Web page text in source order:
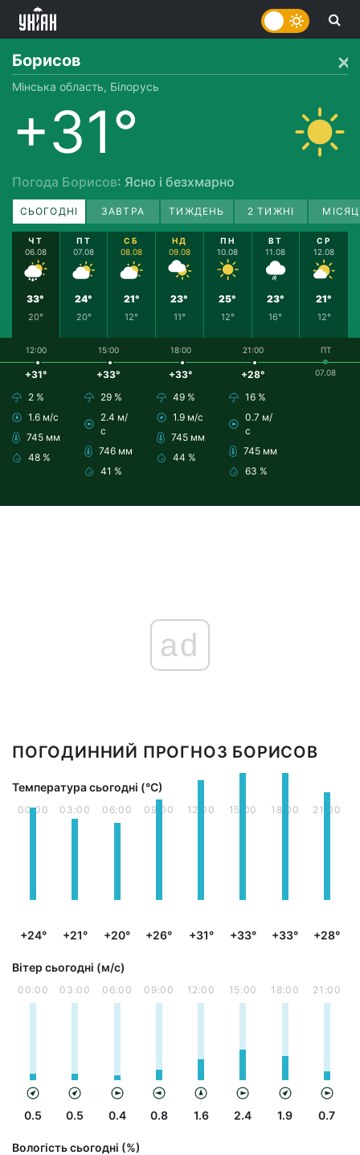
Борисов
Мінська область, Білорусь
+31°
Погода Борисов: Ясно і безхмарно
СЬОГОДНІ ЗАВТРА ТИЖДЕНЬ 2 ТИЖНІ
ЧТ
06.08
33°
20°
ПТ
07.08
24°
20°
СБ
08.08
21°
12°
НД
09.08
23°
11°
ПН
10.08
25°
12°
ВТ
11.08
23°
16°
СР
12.08
21°
12°
12:00
+31°
2 %
1.6 м/с
745 мм
48 %
15:00
+33°
29 %
2.4 м/
с
746 мм
41 %
18:00
+33°
49 %
1.9 м/с
745 мм
44 %
21:00
+28°
16 %
0.7 м/
с
745 мм
63 %
ПТ
07.08
ad
ПОГОДИННИЙ ПРОГНОЗ БОРИСОВ
Температура сьогодні (°С)
00:00
+24°
03:00
+21°
06:00
+20°
09:00
+26°
12:00
+31°
15:00
+33°
18:00
+33°
21:00
+28°
Вітер сьогодні (м/с)
00:00
0.5
03:00
0.5
06:00
0.4
09:00
0.8
12:00
1.6
15:00
2.4
18:00
1.9
21:00
0.7
Вологість сьогодні (%)